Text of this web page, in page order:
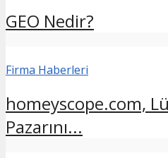
GEO Nedir?
Firma Haberleri
homeyscope.com,
Pazarını...